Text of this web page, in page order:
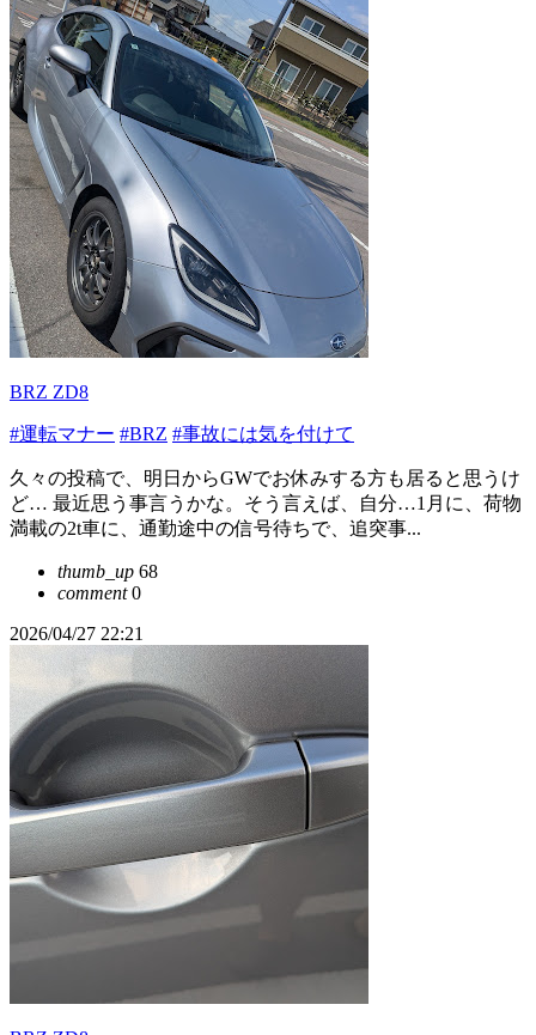
BRZ ZD8
#運転マナー #BRZ #事故には気を付けて
久々の投稿で、明日からGWでお休みする方も居ると思うけ
ど… 最近思う事言うかな。そう言えば、自分…1月に、荷物
満載の2t車に、通勤途中の信号待ちで、追突事...
thumb_up 68
comment0
2026/04/27 22:21